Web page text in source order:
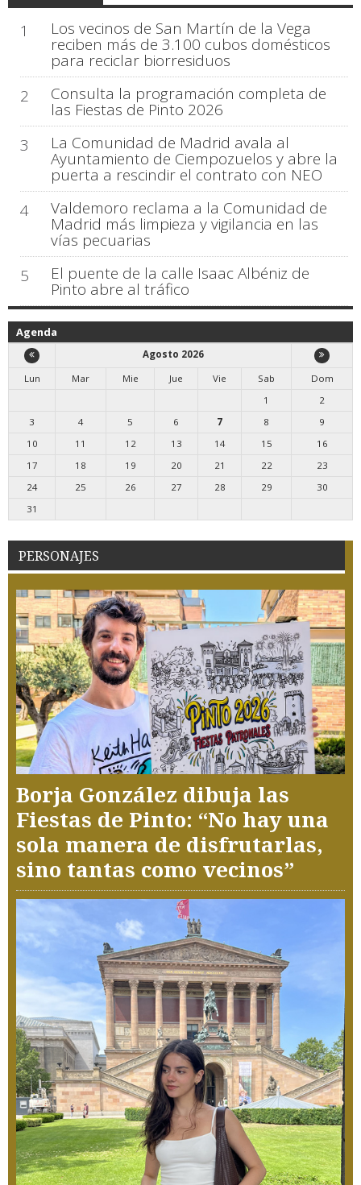
1 Los vecinos de San Martín de la Vega
reciben más de 3.100 cubos domésticos
para reciclar biorresiduos
2
Consulta la programación completa de
las Fiestas de Pinto 2026
3
La Comunidad de Madrid avala al
Ayuntamiento de Ciempozuelos y abre la
puerta a rescindir el contrato con NEO
4
Valdemoro reclama a la Comunidad de
Madrid más limpieza y vigilancia en las
vías pecuarias
5
El puente de la calle Isaac Albéniz de
Pinto abre al tráfico
Agenda
Agosto 2026
Lun
Mar Mie Jue Vie Sab
Dom
1
2
3
4 5 6 7 8
9
10
11 12 13 14 15
16
17
18 19 20 21 22
23
24
25 26 27 28 29
30
31
PERSONAJES
Borja González dibuja las
Fiestas de Pinto: “No hay una
sola manera de disfrutarlas,
sino tantas como vecinos”